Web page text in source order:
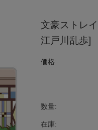
文豪ストレ
江戸川乱歩]
価格:
数量:
在庫: